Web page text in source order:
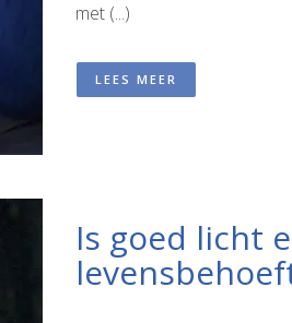
met (...)
LEES MEER
Is goed licht